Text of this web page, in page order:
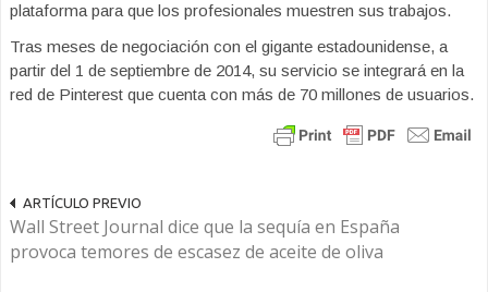
plataforma para que los profesionales muestren sus trabajos.
Tras meses de negociación con el gigante estadounidense, a
partir del 1 de septiembre de 2014, su servicio se integrará en la
red de Pinterest que cuenta con más de 70 millones de usuarios.
ARTÍCULO PREVIO
Wall Street Journal dice que la sequía en España
provoca temores de escasez de aceite de oliva